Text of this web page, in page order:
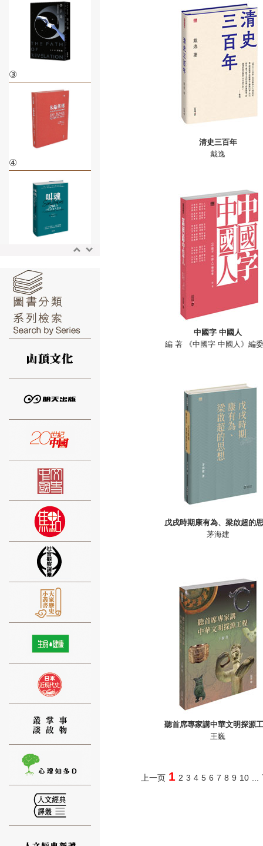
③
④
⑥
清史三百年
戴逸
中國字 中國人
編 著 《中國字 中國人》編
戊戌時期康有為、梁啟超的
茅海建
聽首席專家講中華文明探源
王巍
上一页 1 2 3 4 5 6 7 8 9 10